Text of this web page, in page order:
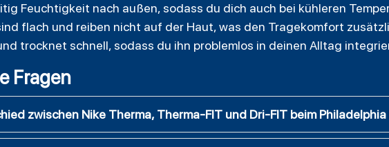
Feuchtigkeit nach außen, sodass du dich auch bei kühleren
flach und reiben nicht auf der Haut, was den Tragekomfort
trocknet schnell, sodass du ihn problemlos in deinen Alltag
Fragen
zwischen Nike Therma, Therma-FIT und Dri-FIT beim